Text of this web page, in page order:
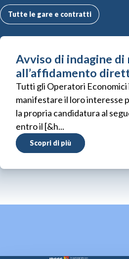
Tutte le gare e contratti
Avviso di indagine
all’affidamento
Tutti gli Operatori Economici
manifestare il loro interesse
la propria candidatura al
entro il [&h...
Scopri di più